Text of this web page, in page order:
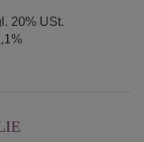
20% USt.